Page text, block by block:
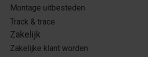
Montage uitbesteden
Track & trace
Zakelijk
Zakelijke klant worden